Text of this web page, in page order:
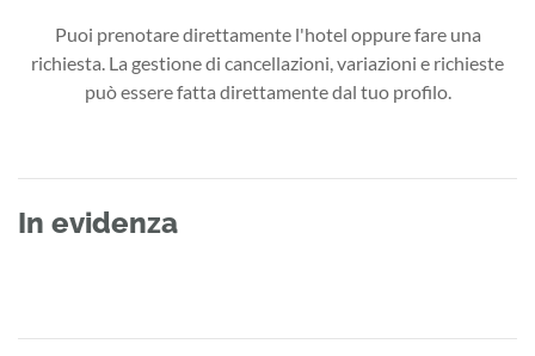
Puoi prenotare direttamente l'hotel oppure fare una
richiesta. La gestione di cancellazioni, variazioni e richieste
può essere fatta direttamente dal tuo profilo.
In evidenza